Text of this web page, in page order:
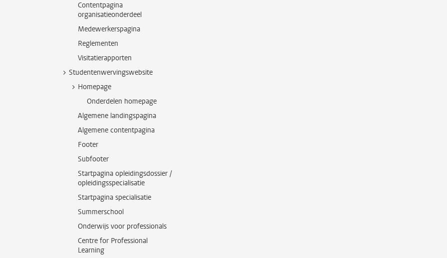
Contentpagina
organisatieonderdeel
Medewerkerspagina
Reglementen
Visitatierapporten
Studentenwervingswebsite
Homepage
Onderdelen homepage
Algemene landingspagina
Algemene contentpagina
Footer
Subfooter
Startpagina opleidingsdossier /
opleidingsspecialisatie
Startpagina specialisatie
Summerschool
Onderwijs voor professionals
Centre for Professional
Learning